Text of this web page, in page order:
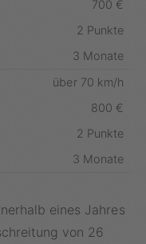
700 €
2 Punkte
3 Monate
über 70 km/h
800 €
2 Punkte
3 Monate
eines Jahres
von 26